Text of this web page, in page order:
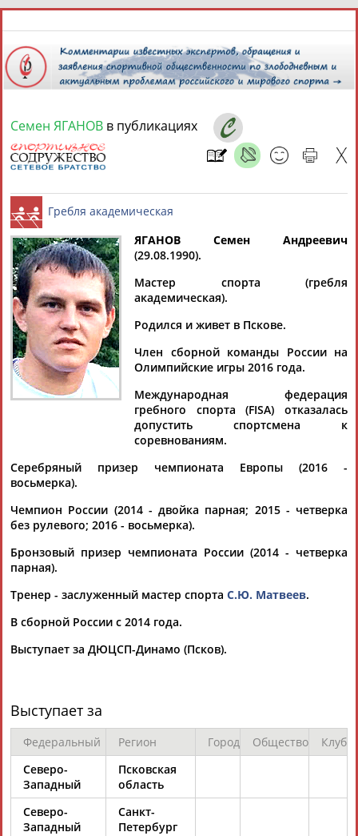
9 августа 2026 года,10:55
Найдено: 13181 Расширенный поиск
Аслаудин
АБАЕВ
Елена
АБАИМОВА
Мария
АБАКУМОВА
АБАЛАКИНА
Дмитрий
АБАРЕНОВ
Тамилла
АБАСОВА
Рамазан
АБАЧАРАЕВ
Ростом
АБАШИДЗЕ
АББАТЕ-
БУЛАТОВА
АББЯСОВА
АБДИКАРИМОВААБДРАХМАНОВ
Каримжан
АБДРАХМАНОВ
Аделя
АБДРАХМАНОВА
Семен ЯГАНОВ в публикациях
Гребля академическая
ЯГАНОВ Семен Андреевич
(29.08.1990).
Мастер спорта (гребля
академическая).
Родился и живет в Пскове.
Член сборной команды России на
Олимпийские игры 2016 года.
Международная федерация
гребного спорта (FISA) отказалась
допустить спортсмена к
соревнованиям.
Серебряный призер чемпионата Европы (2016 -
восьмерка).
Чемпион России (2014 - двойка парная; 2015 - четверка
без рулевого; 2016 - восьмерка).
Бронзовый призер чемпионата России (2014 - четверка
парная).
Тренер - заслуженный мастер спорта С.Ю. Матвеев.
В сборной России с 2014 года.
Выступает за ДЮЦСП-Динамо (Псков).
Выступает за
Федеральный Регион Город Общество
Клуб
Северо-
Западный
Псковская
область
Северо-
Западный
Санкт-
Петербург